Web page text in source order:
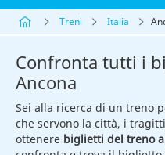
Treni Italia
Confronta tutti i
Ancona
Sei alla ricerca di un treno
che servono la città, i
ottenere biglietti del treno